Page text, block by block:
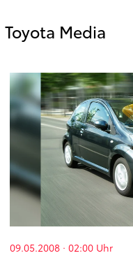
Toyota Media
09.05.2008 · 02:00 Uhr